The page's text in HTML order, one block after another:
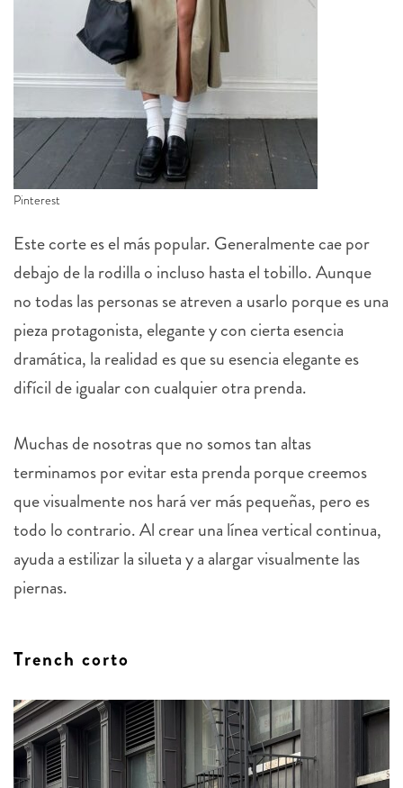
Pinterest
debajo de la rodilla o incluso hasta el tobillo. Aunque
no todas las personas se atreven a usarlo porque es una
pieza protagonista, elegante y con cierta esencia
dramática, la realidad es que su esencia elegante es
difícil de igualar con cualquier otra prenda.
terminamos por evitar esta prenda porque creemos
que visualmente nos hará ver más pequeñas, pero es
todo lo contrario. Al crear una línea vertical continua,
ayuda a estilizar la silueta y a alargar visualmente las
piernas.